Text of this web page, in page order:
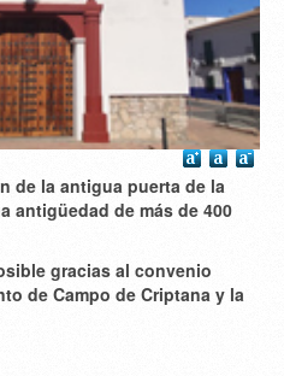
de la antigua puerta de la
antigüedad de más de 400
gracias al convenio
de Campo de Criptana y la